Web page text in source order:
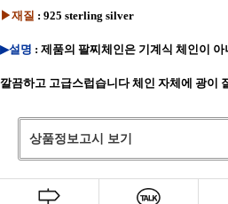
▶재질 : 925 sterling silver
▶설명 : 제품의 팔찌체인은 기계식 체인이
깔끔하고 고급스럽습니다 체인 자체에 광이
상품정보고시 보기